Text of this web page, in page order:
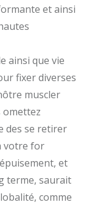
et ainsi
ainsi que vie
fixer diverses
muscler
omettez
des se retirer
votre for
et
terme, saurait
comme